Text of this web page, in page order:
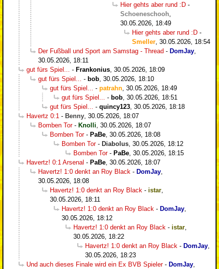
Hier gehts aber rund :D -
Schoeneschooh
30.05.2026, 18:49
Hier gehts aber rund :D -
Smeller 30.05.2026, 18:54
Der Fußball und Sport am Samstag - Thread - DomJay
30.05.2026, 18:11
gut fürs Spiel...
- Frankonius 30.05.2026, 18:09
gut fürs Spiel...
- bob 30.05.2026, 18:10
gut fürs Spiel...
- patrahn 30.05.2026, 18:49
gut fürs Spiel...
- bob 30.05.2026, 18:51
gut fürs Spiel...
- quincy123 30.05.2026, 18:18
Havertz 0:1 - Benny 30.05.2026, 18:07
Bomben Tor- Knolli 30.05.2026, 18:07
Bomben Tor- PaBe 30.05.2026, 18:08
Bomben Tor- Diabolus 30.05.2026, 18:12
Bomben Tor- PaBe 30.05.2026, 18:15
Havertz! 0:1 Arsenal - PaBe 30.05.2026, 18:07
Havertz! 1:0 denkt an Roy Black - DomJay
30.05.2026, 18:08
Havertz! 1:0 denkt an Roy Black - istar
30.05.2026, 18:11
Havertz! 1:0 denkt an Roy Black - DomJay
30.05.2026, 18:12
Havertz! 1:0 denkt an Roy Black - istar
30.05.2026, 18:22
Havertz! 1:0 denkt an Roy Black - DomJay
30.05.2026, 18:23
Und auch dieses Finale wird ein Ex BVB Spieler- DomJay